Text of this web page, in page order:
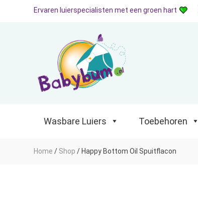
Wasbare Luiers Toebehoren
Ervaren luierspecialisten met een groen hart
Wasbare Luiers Toebehoren
Home / Shop / Happy Bottom Oil Spuitflacon